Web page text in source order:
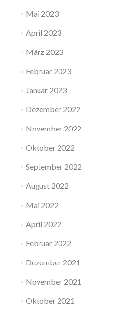
Mai 2023
April 2023
März 2023
Februar 2023
Januar 2023
Dezember 2022
November 2022
Oktober 2022
September 2022
August 2022
Mai 2022
April 2022
Februar 2022
Dezember 2021
November 2021
Oktober 2021